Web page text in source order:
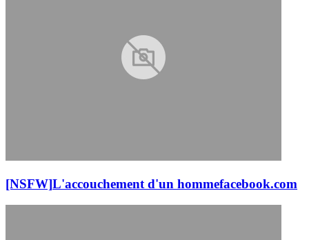
[NSFW]L'accouchement d'un hommefacebook.com